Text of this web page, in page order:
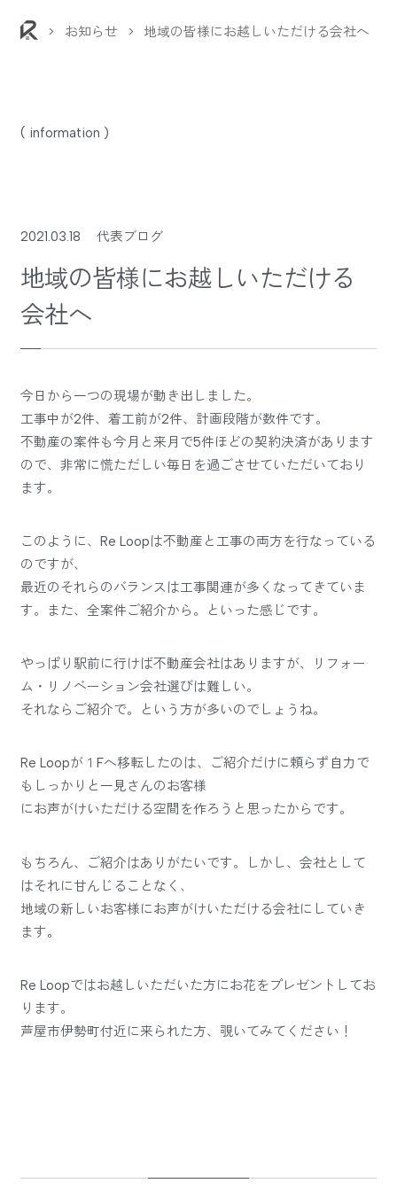
> お知らせ > 地域の皆様にお越しいただける会社へ
( information )
2021.03.18 代表ブログ
地域の皆様にお越しいただける
会社へ
今日から一つの現場が動き出しました。
工事中が2件、着工前が2件、計画段階が数件です。
不動産の案件も今月と来月で5件ほどの契約決済があります
ので、非常に慌ただしい毎日を過ごさせていただいており
ます。
このように、Re Loopは不動産と工事の両方を行なっている
のですが、
最近のそれらのバランスは工事関連が多くなってきていま
す。また、全案件ご紹介から。といった感じです。
やっぱり駅前に行けば不動産会社はありますが、リフォー
ム・リノベーション会社選びは難しい。
それならご紹介で。という方が多いのでしょうね。
Re Loopが１Fへ移転したのは、ご紹介だけに頼らず自力で
もしっかりと一見さんのお客様
にお声がけいただける空間を作ろうと思ったからです。
もちろん、ご紹介はありがたいです。しかし、会社として
はそれに甘んじることなく、
地域の新しいお客様にお声がけいただける会社にしていき
ます。
Re Loopではお越しいただいた方にお花をプレゼントしてお
ります。
芦屋市伊勢町付近に来られた方、覗いてみてください！